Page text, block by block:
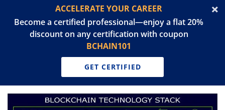
ACCELERATE YOUR CAREER
Become a certified professional—enjoy a flat 20%
discount on any certification with coupon
BCHAIN101
GET CERTIFIED